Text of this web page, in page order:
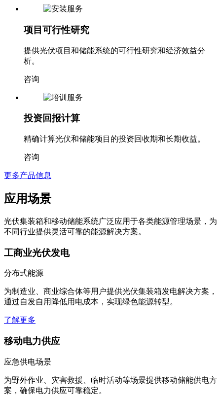
项目可行性研究
提供光伏项目和储能系统的可行性研究和经济效益分
析。
咨询
投资回报计算
精确计算光伏和储能项目的投资回收期和长期收益。
咨询
更多产品信息
应用场景
光伏集装箱和移动储能系统广泛应用于各类能源管理场景，为
不同行业提供灵活可靠的能源解决方案。
工商业光伏发电
分布式能源
为制造业、商业综合体等用户提供光伏集装箱发电解决方案，
通过自发自用降低用电成本，实现绿色能源转型。
了解更多
移动电力供应
应急供电场景
为野外作业、灾害救援、临时活动等场景提供移动储能供电方
案，确保电力供应可靠稳定。